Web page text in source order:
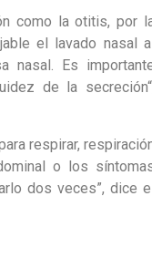
como la otitis, por
el lavado nasal al
nasal. Es
de la
respirar,
o los
dos veces”, dice